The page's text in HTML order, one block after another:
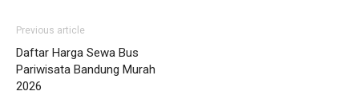
Previous article
Daftar Harga Sewa Bus
Pariwisata Bandung Murah
2026